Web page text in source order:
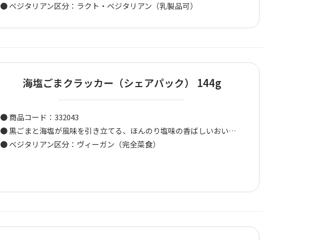
● ベジタリアン区分：ラクト・ベジタリアン（乳製品可）
海塩ごまクラッカー（シェアパック） 144g
● 商品コード：332043
● 黒ごまと海塩が風味を引き立てる、ほんのり塩味の香ばしいおいしさ
● ベジタリアン区分：ヴィーガン（完全菜食）